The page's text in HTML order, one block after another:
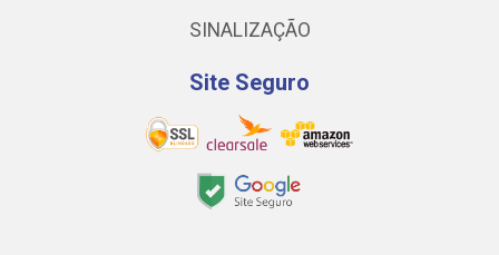
SINALIZAÇÃO
Site Seguro